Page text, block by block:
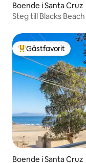
Boende i Santa Cruz
Steg till Blacks Beach
Populär gästfavorit
Gästfavorit
Boende i Santa Cruz